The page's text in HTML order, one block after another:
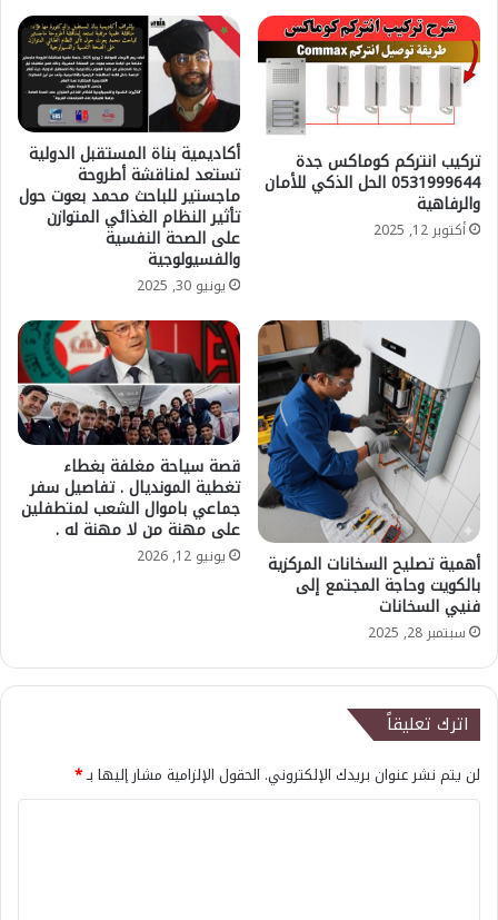
تركيب انتركم كوماكس جدة
0531999644 الحل الذكي للأمان
والرفاهية
أكتوبر 12, 2025
أكاديمية بناة المستقبل الدولية
تستعد لمناقشة أطروحة
ماجستير للباحث محمد بعوت حول
تأثير النظام الغذائي المتوازن
على الصحة النفسية
والفسيولوجية
يونيو 30, 2025
أهمية تصليح السخانات المركزية
بالكويت وحاجة المجتمع إلى
فنيي السخانات
سبتمبر 28, 2025
قصة سياحة مغلفة بغطاء
تغطية المونديال . تفاصيل سفر
جماعي باموال الشعب لمتطفلين
على مهنة من لا مهنة له .
يونيو 12, 2026
اترك تعليقاً
لن يتم نشر عنوان بريدك الإلكتروني. الحقول الإلزامية مشار إليها بـ*